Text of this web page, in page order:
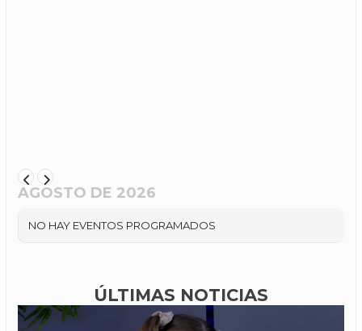
AGOSTO DE 2026
NO HAY EVENTOS PROGRAMADOS
ÚLTIMAS NOTICIAS